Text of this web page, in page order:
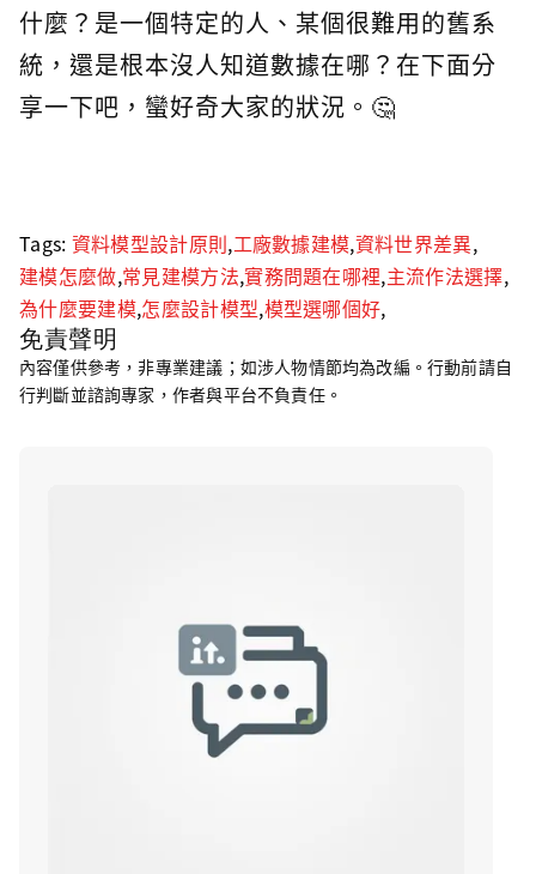
什麼？是一個特定的人、某個很難用的舊系
統，還是根本沒人知道數據在哪？在下面分
享一下吧，蠻好奇大家的狀況。🤔
Tags: 資料模型設計原則,工廠數據建模,資料世界差異,
建模怎麼做,常見建模方法,實務問題在哪裡,主流作法選擇,
為什麼要建模,怎麼設計模型,模型選哪個好,
免責聲明
內容僅供參考，非專業建議；如涉人物情節均為改編。行動前請自
行判斷並諮詢專家，作者與平台不負責任。